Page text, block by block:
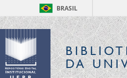
BRASIL
DA